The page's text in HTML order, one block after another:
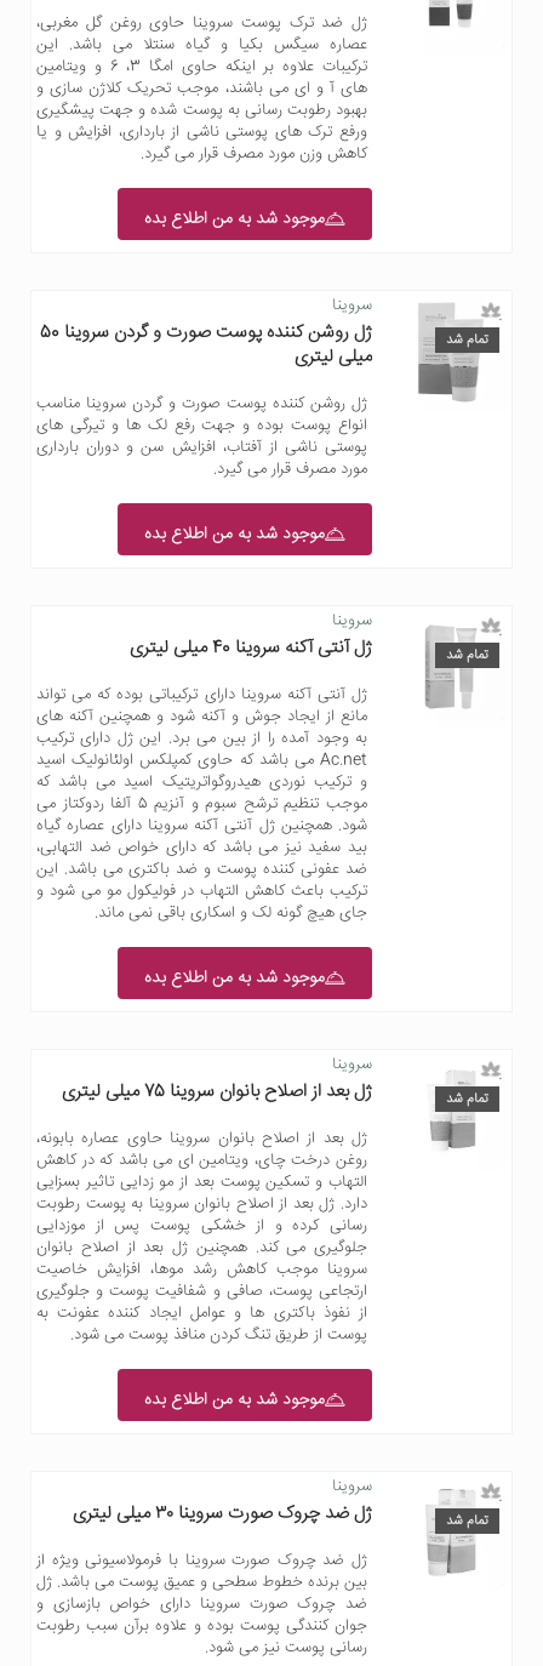
ژل ضد ترک پوست سروینا حاوی روغن گل مغربی،
عصاره سیگس بکیا و گیاه سنتلا می باشد. این
ترکیبات علاوه بر اینکه حاوی امگا 3، 6 و ویتامین
های آ و ای می باشند، موجب تحریک کلاژن سازی و
بهبود رطوبت رسانی به پوست شده و جهت پیشگیری
ورفع ترک های پوستی ناشی از بارداری، افزایش و یا
کاهش وزن مورد مصرف قرار می گیرد.
موجود شد به من اطلاع بده
تمام شد
سروینا
ژل روشن کننده پوست صورت و گردن سروینا 50
میلی لیتری
ژل روشن کننده پوست صورت و گردن سروینا مناسب
انواع پوست بوده و جهت رفع لک ها و تیرگی های
پوستی ناشی از آفتاب، افزایش سن و دوران بارداری
مورد مصرف قرار می گیرد.
موجود شد به من اطلاع بده
تمام شد
سروینا
ژل آنتی آکنه سروینا 40 میلی لیتری
ژل آنتی آکنه سروینا دارای ترکیباتی بوده که می تواند
مانع از ایجاد جوش و آکنه شود و همچنین آکنه های
به وجود آمده را از بین می برد. این ژل دارای ترکیب
Ac.net می باشد که حاوی کمپلکس اولئانولیک اسید
و ترکیب نوردی هیدروگواتریتیک اسید می باشد که
موجب تنظیم ترشح سبوم و آنزیم 5 آلفا ردوکتاز می
شود. همچنین ژل آنتی آکنه سروینا دارای عصاره گیاه
بید سفید نیز می باشد که دارای خواص ضد التهابی،
ضد عفونی کننده پوست و ضد باکتری می باشد. این
ترکیب باعث کاهش التهاب در فولیکول مو می شود و
جای هیچ گونه لک و اسکاری باقی نمی ماند.
موجود شد به من اطلاع بده
تمام شد
سروینا
ژل بعد از اصلاح بانوان سروینا 75 میلی لیتری
ژل بعد از اصلاح بانوان سروینا حاوی عصاره بابونه،
روغن درخت چای، ویتامین ای می باشد که در کاهش
التهاب و تسکین پوست بعد از مو زدایی تاثیر بسزایی
دارد. ژل بعد از اصلاح بانوان سروینا به پوست رطوبت
رسانی کرده و از خشکی پوست پس از موزدایی
جلوگیری می کند. همچنین ژل بعد از اصلاح بانوان
سروینا موجب کاهش رشد موها، افزایش خاصیت
ارتجاعی پوست، صافی و شفافیت پوست و جلوگیری
از نفوذ باکتری ها و عوامل ایجاد کننده عفونت به
پوست از طریق تنگ کردن منافذ پوست می شود.
موجود شد به من اطلاع بده
تمام شد
سروینا
ژل ضد چروک صورت سروینا ۳۰ میلی لیتری
ژل ضد چروک صورت سروینا با فرمولاسیونی ویژه از
بین برنده خطوط سطحی و عمیق پوست می باشد. ژل
ضد چروک صورت سروینا دارای خواص بازسازی و
جوان کنندگی پوست بوده و علاوه برآن سبب رطوبت
رسانی پوست نیز می شود.